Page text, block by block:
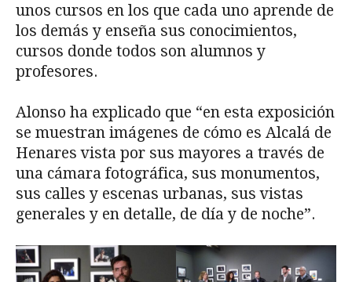
unos cursos en los que cada uno aprende de
los demás y enseña sus conocimientos,
cursos donde todos son alumnos y
profesores.
Alonso ha explicado que “en esta exposición
se muestran imágenes de cómo es Alcalá de
Henares vista por sus mayores a través de
una cámara fotográfica, sus monumentos,
sus calles y escenas urbanas, sus vistas
generales y en detalle, de día y de noche”.